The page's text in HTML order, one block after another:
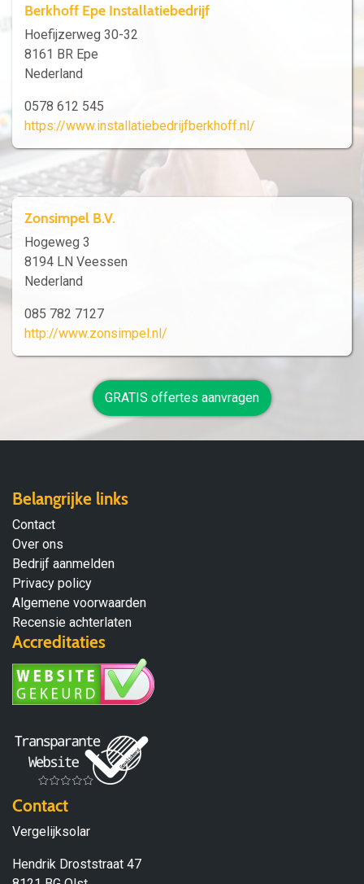
Berkhoff Epe Installatiebedrijf
Hoefijzerweg 30-32
8161 BR Epe
Nederland
0578 612 545
https://www.installatiebedrijfberkhoff.nl/
Zonsimpel B.V.
Hogeweg 3
8194 LN Veessen
Nederland
085 782 7127
http://www.zonsimpel.nl/
GRATIS offertes aanvragen
Belangrijke links
Contact
Over ons
Bedrijf aanmelden
Privacy policy
Algemene voorwaarden
Recensie achterlaten
Accreditaties
Contact
Vergelijksolar
Hendrik Droststraat 47